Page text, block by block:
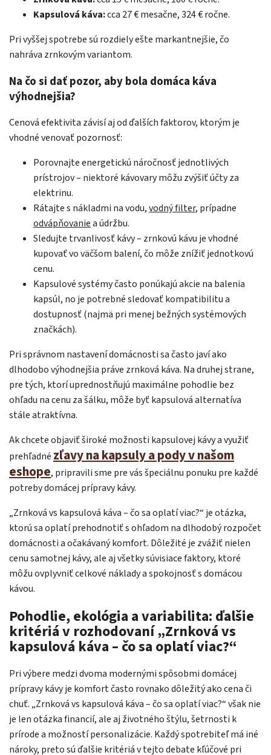
Kapsulová káva:cca 27 € mesačne, 324 € ročne.
Pri vyššej spotrebe sú rozdiely ešte markantnejšie, čo
nahráva zrnkovým variantom.
Na čo si dať pozor, aby bola domáca káva
výhodnejšia?
Cenová efektivita závisí aj od ďalších faktorov, ktorým je
vhodné venovať pozornosť:
Porovnajte energetickú náročnosť jednotlivých
prístrojov – niektoré kávovary môžu zvýšiť účty za
elektrinu.
Rátajte s nákladmi na vodu,vodný filter, prípadne
odvápňovaniea údržbu.
Sledujte trvanlivosť kávy – zrnkovú kávu je vhodné
kupovať vo väčšom balení, čo môže znížiť jednotkovú
cenu.
Kapsulové systémy často ponúkajú akcie na balenia
kapsúl, no je potrebné sledovať kompatibilitu a
dostupnosť (najmä pri menej bežných systémových
značkách).
Pri správnom nastavení domácnosti sa často javí ako
dlhodobo výhodnejšia práve zrnková káva. Na druhej strane,
pre tých, ktorí uprednostňujú maximálne pohodlie bez
ohľadu na cenu za šálku, môže byť kapsulová alternatíva
stále atraktívna.
Ak chcete objaviť široké možnosti kapsulovej kávy a využiť
prehľadnézľavy na kapsuly a pody v našom
eshope, pripravili sme pre vás špeciálnu ponuku pre každé
potreby domácej prípravy kávy.
„Zrnková vs kapsulová káva – čo sa oplatí viac?“ je otázka,
ktorú sa oplatí prehodnotiť s ohľadom na dlhodobý rozpočet
domácnosti a očakávaný komfort. Dôležité je zvážiť nielen
cenu samotnej kávy, ale aj všetky súvisiace faktory, ktoré
môžu ovplyvniť celkové náklady a spokojnosť s domácou
kávou.
Pohodlie, ekológia a variabilita: ďalšie
kritériá v rozhodovaní „Zrnková vs
kapsulová káva – čo sa oplatí viac?“
Pri výbere medzi dvoma modernými spôsobmi domácej
prípravy kávy je komfort často rovnako dôležitý ako cena či
chuť. „Zrnková vs kapsulová káva – čo sa oplatí viac?“ však nie
je len otázka financií, ale aj životného štýlu, šetrnosti k
prírode a možností personalizácie. Každý spotrebiteľ má iné
nároky, preto sú ďalšie kritériá v tejto debate kľúčové pri